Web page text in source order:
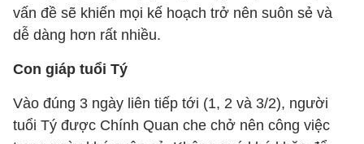
vấn đề sẽ khiến mọi kế hoạch trở nên suôn sẻ và
dễ dàng hơn rất nhiều.
Con giáp tuổi Tý
Vào đúng 3 ngày liên tiếp tới (1, 2 và 3/2), người
tuổi Tý được Chính Quan che chở nên công việc